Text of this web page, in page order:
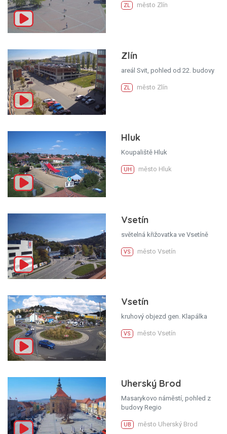
ZL město Zlín
Zlín
areál Svit, pohled od 22. budovy
ZL město Zlín
Hluk
Koupaliště Hluk
UH město Hluk
Vsetín
světelná křižovatka ve Vsetíně
VS město Vsetín
Vsetín
kruhový objezd gen. Klapálka
VS město Vsetín
Uherský Brod
Masarykovo náměstí, pohled z
budovy Regio
UB město Uherský Brod